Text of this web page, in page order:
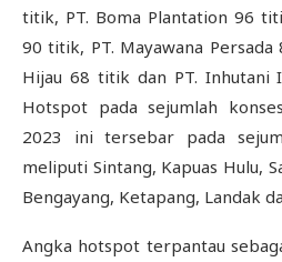
titik, PT. Boma Plantation 96
90 titik, PT. Mayawana
Hijau 68 titik dan PT. Inhutani
Hotspot pada sejumlah
2023 ini tersebar pada
meliputi Sintang, Kapuas Hulu,
Bengayang, Ketapang, Landak
Angka hotspot terpantau